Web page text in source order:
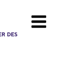
DES